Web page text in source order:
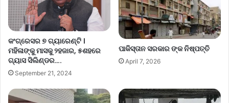
କଂଗ୍ରେସର ୭ ଗ୍ୟାରେଣ୍ଟି ।
ମହିଳାଙ୍କୁ ମାସକୁ ୨ହଜାର, ୫ଶହରେ
ଗ୍ୟାସ ସିଲିଣ୍ଡର….
September 21, 2024
ପାକିସ୍ତାନ ସରକାର ଙ୍କ ନିଷ୍ପତ୍ତି
April 7, 2026